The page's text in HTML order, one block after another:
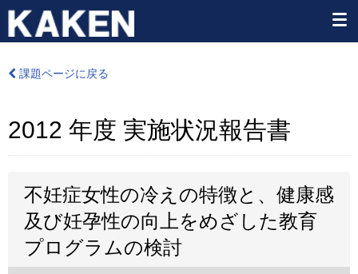
課題ページに戻る
2012 年度 実施状況報告書
不妊症女性の冷えの特徴と、健康感
及び妊孕性の向上をめざした教育
プログラムの検討